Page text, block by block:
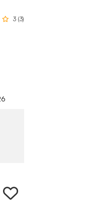
3 (3)